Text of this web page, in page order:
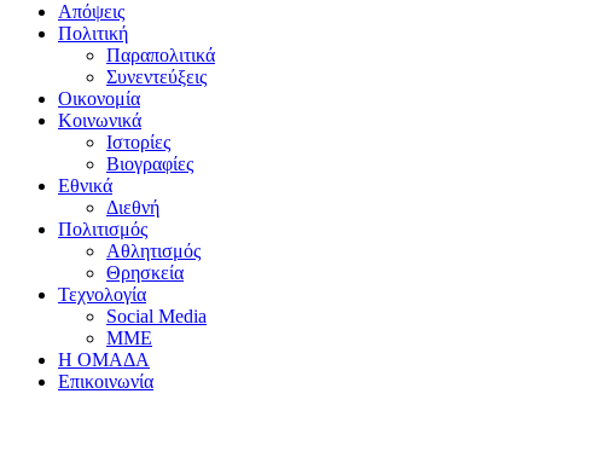
Απόψεις
Πολιτική
Παραπολιτικά
Συνεντεύξεις
Οικονομία
Κοινωνικά
Ιστορίες
Βιογραφίες
Εθνικά
Διεθνή
Πολιτισμός
Αθλητισμός
Θρησκεία
Τεχνολογία
Social Media
ΜΜΕ
Η ΟΜΑΔΑ
Επικοινωνία